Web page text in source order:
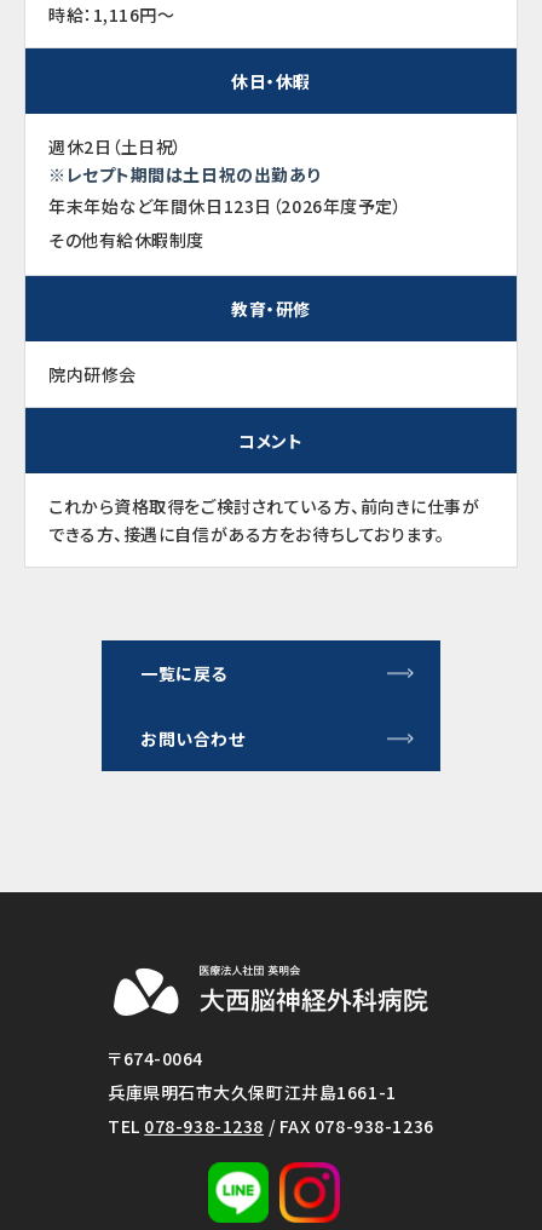
時給：1,116円～
休日・休暇
週休2日（土日祝）
※レセプト期間は土日祝の出勤あり
年末年始など年間休日123日（2026年度予定）
その他有給休暇制度
教育・研修
院内研修会
コメント
これから資格取得をご検討されている方、前向きに仕事が
できる方、接遇に自信がある方をお待ちしております。
一覧に戻る
お問い合わせ
〒674-0064
兵庫県明石市大久保町江井島1661-1
TEL 078-938-1238 / FAX 078-938-1236